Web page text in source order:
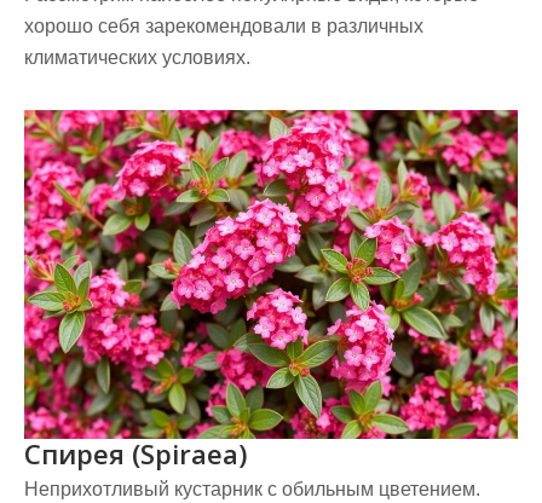
хорошо себя зарекомендовали в различных
климатических условиях.
Спирея (Spiraea)
Неприхотливый кустарник с обильным цветением.